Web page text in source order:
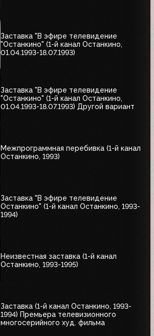
Заставка "В эфире телевидение
"Останкино" (1-й канал Останкино,
01.04.1993-18.07.1993)
Заставка "В эфире телевидение
"Останкино" (1-й канал Останкино,
01.04.1993-18.07.1993) Другой вариант
Межпрограммная перебивка (1-й канал
Останкино, 1993)
Заставка "В эфире телевидение
Останкино" (1-й канал Останкино, 1993-
1994)
Неизвестная заставка (1-й канал
Останкино, 1993-1995)
Заставка (1-й канал Останкино, 1993-
1994) Премьера телевизионного
многосерийного худ. фильма